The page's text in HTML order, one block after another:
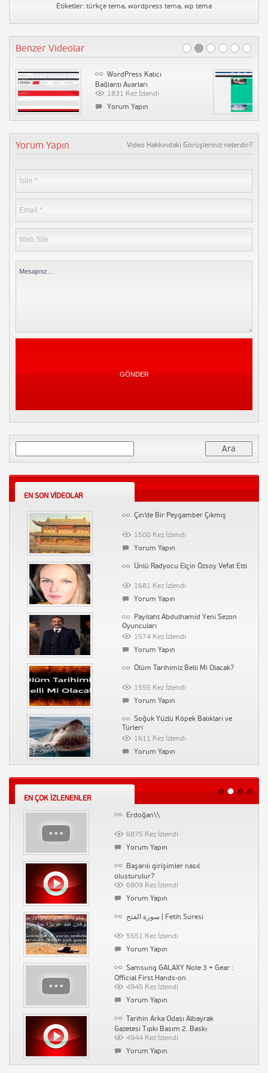
Etiketler: türkçe tema, wordpress tema, wp tema
Benzer Videolar
WordPress Kalıcı
Bağlantı Ayarları
1831 Kez İzlendi
Yorum Yapın
Yorum Yapın Video Hakkındaki Görüşleriniz nelerdir?
EN SON VIDEOLAR
Çin’de Bir Peygamber Çıkmış
1500 Kez İzlendi
Yorum Yapın
Ünlü Radyocu Elçin Özsoy Vefat Etti
1681 Kez İzlendi
Yorum Yapın
Payitaht Abdulhamid Yeni Sezon
Oyuncuları
1574 Kez İzlendi
Yorum Yapın
Ölüm Tarihimiz Belli Mi Olacak?
1555 Kez İzlendi
Yorum Yapın
Soğuk Yüzlü Köpek Balıkları ve
Türleri
1611 Kez İzlendi
Yorum Yapın
Cevri Kalfa
1530 Kez İzlendi
Yorum Yapın
Gazeteci Sabahattin Önkibar
Biyografi
Yorum Yapın
Saç Neden Yağlanır
Yorum Yapın
Sosyal Medyadan İndirim Kuponları
Kazanın
Yorum Yapın
Su Kaçağı Tespiti İstanbul Ak Tesisat
Yorum Yapın
EN ÇOK İZLENENLER
Yorum Yapın
3972 Kez İzlendi
Samsung Note 3 Tanıtım
1 Yorum
İşler Güçler 41. Bölüm Full Tek
3794 Kez İzlendi
Yorum Yapın
Başçalan Marşı
3718 Kez İzlendi
Tatar Ramazan Dizi Müziği –
Hüzün (Kalp Ağrısı)
153041 Kez İzlendi
Tarihin Arka Odası-17 Mart 2012-
Büyücülük Tarihi
90204 Kez İzlendi
Diversity Derneği – Farklılık
Derneği
89726 Kez İzlendi
Vaka-i Vakvakiye (Çınar Vakası)
71308 Kez İzlendi
Tarihin Arka Odası-Emine
53206 Kez İzlendi
Erdoğan\\
6875 Kez İzlendi
Yorum Yapın
Başarılı girişimler nasıl
oluşturulur?
6809 Kez İzlendi
Yorum Yapın
سورة الفتح | Fetih Suresi
5551 Kez İzlendi
Yorum Yapın
Samsung GALAXY Note 3 + Gear :
Official First Hands-on
4945 Kez İzlendi
Yorum Yapın
Tarihin Arka Odası Albayrak
Gazetesi Tıpkı Basım 2. Baskı
4944 Kez İzlendi
Yorum Yapın